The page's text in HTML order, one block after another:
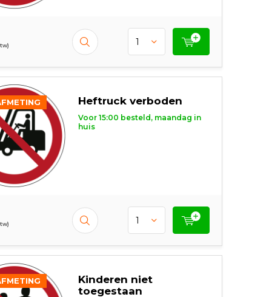
Heftruck verboden
Voor 15:00 besteld, maandag in
huis
Kinderen niet
toegestaan